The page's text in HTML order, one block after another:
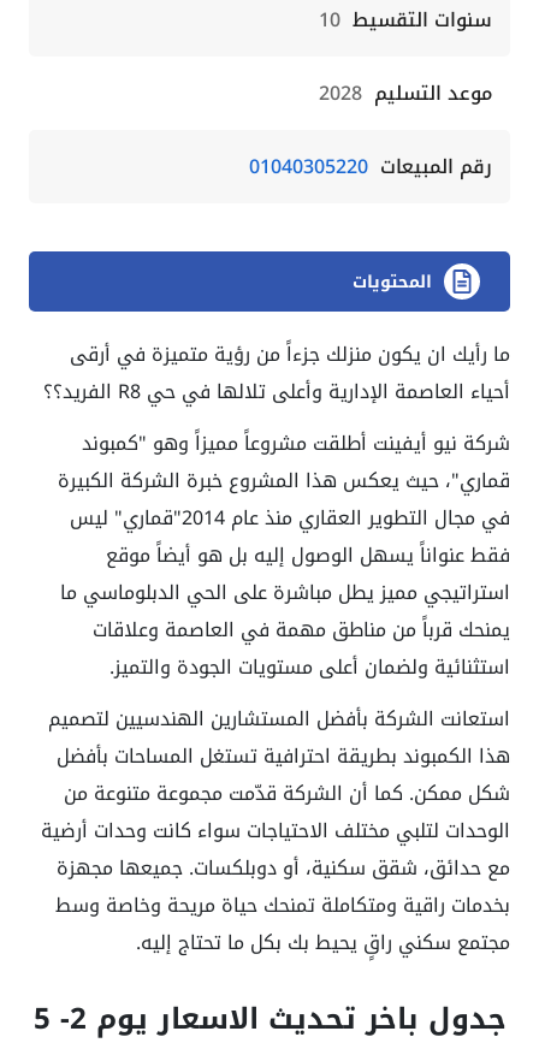
سنوات التقسيط 10
موعد التسليم 2028
رقم المبيعات 01040305220
المحتويات
ما رأيك ان يكون منزلك جزءاً من رؤية متميزة في أرقى
أحياء العاصمة الإدارية وأعلى تلالها في حيR8 الفريد؟؟
شركة نيو أيفينت أطلقت مشروعاً مميزاً وهو "كمبوند
قماري"، حيث يعكس هذا المشروع خبرة الشركة الكبيرة
في مجال التطوير العقاري منذ عام2014
"قماري" ليس
فقط عنواناً يسهل الوصول إليه بل هو أيضاً موقع
استراتيجي مميز يطل مباشرة على الحي الدبلوماسي ما
يمنحك قرباً من مناطق مهمة في العاصمة وعلاقات
استثنائية ولضمان أعلى مستويات الجودة والتميز.
استعانت الشركة بأفضل المستشارين الهندسيين لتصميم
هذا الكمبوند بطريقة احترافية تستغل المساحات بأفضل
شكل ممكن. كما أن الشركة قدّمت مجموعة متنوعة من
الوحدات لتلبي مختلف الاحتياجات سواء كانت وحدات أرضية
مع حدائق، شقق سكنية، أو دوبلكسات. جميعها مجهزة
بخدمات راقية ومتكاملة تمنحك حياة مريحة وخاصة وسط
مجتمع سكني راقٍ يحيط بك بكل ما تحتاج إليه.
جدول باخر تحديث الاسعار يوم 2- 5